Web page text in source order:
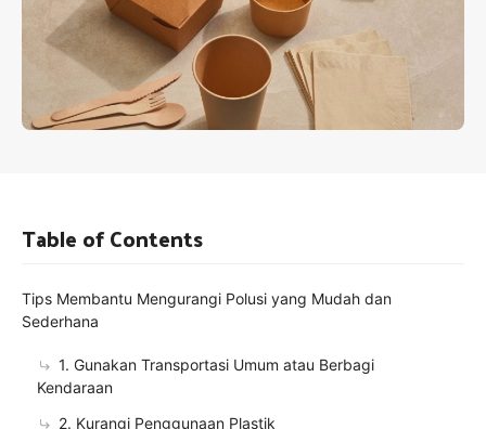
Table of Contents
Tips Membantu Mengurangi Polusi yang Mudah dan
Sederhana
1. Gunakan Transportasi Umum atau Berbagi
Kendaraan
2. Kurangi Penggunaan Plastik